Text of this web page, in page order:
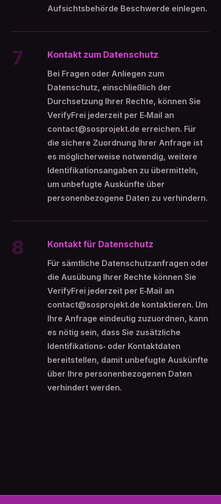
Aufsichtsbehörde Beschwerde einlegen.
7 Kontakt zum Datenschutz
Bei Fragen oder Anliegen zum
Datenschutz, einschließlich der
Durchsetzung Ihrer Rechte, können Sie
VerifyFrei jederzeit per E‑Mail an
contact@sosprojekt.de erreichen. Für
die sichere Zuordnung Ihrer Anfrage ist
es möglicherweise notwendig, weitere
Identifikationsangaben zu übermitteln,
um unbefugte Auskünfte über
personenbezogene Daten zu verhindern.
8 Kontakt für Datenschutz
Für sämtliche Datenschutzanfragen oder
die Ausübung Ihrer Rechte können Sie
VerifyFrei jederzeit per E‑Mail an
contact@sosprojekt.de kontaktieren. Um
Ihre Anfrage eindeutig zuzuordnen, kann
es nötig sein, dass Sie zusätzliche
Identifikations‑ oder Kontaktdaten
bereitstellen, damit unbefugte Auskünfte
über Ihre personenbezogenen Daten
verhindert werden.